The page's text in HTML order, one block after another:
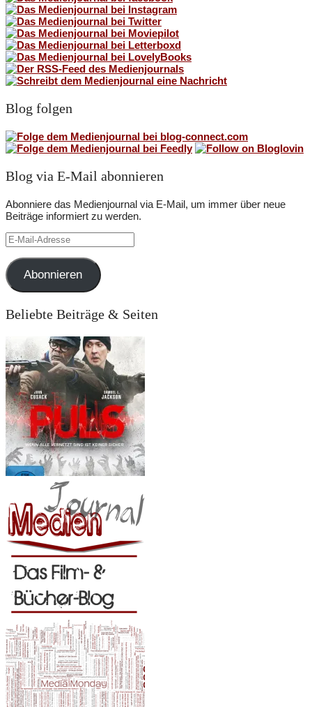
Blog folgen
Blog via E-Mail abonnieren
Abonniere das Medienjournal via E-Mail, um immer über neue
Beiträge informiert zu werden.
E-
Mail-
Adresse
Abonnieren
Beliebte Beiträge & Seiten